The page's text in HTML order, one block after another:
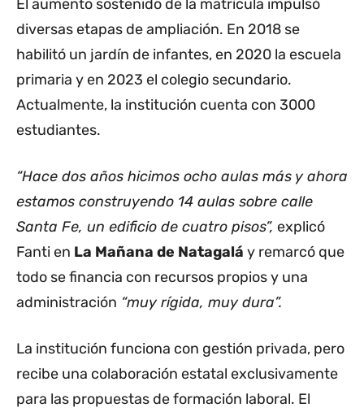
El aumento sostenido de la matrícula impulsó
diversas etapas de ampliación. En 2018 se
habilitó un jardín de infantes, en 2020 la escuela
primaria y en 2023 el colegio secundario.
Actualmente, la institución cuenta con 3000
estudiantes.
“Hace dos años hicimos ocho aulas más y ahora
estamos construyendo 14 aulas sobre calle
Santa Fe, un edificio de cuatro pisos”, explicó
Fanti en La Mañana de Natagalá y remarcó que
todo se financia con recursos propios y una
administración “muy rígida, muy dura”.
La institución funciona con gestión privada, pero
recibe una colaboración estatal exclusivamente
para las propuestas de formación laboral. El